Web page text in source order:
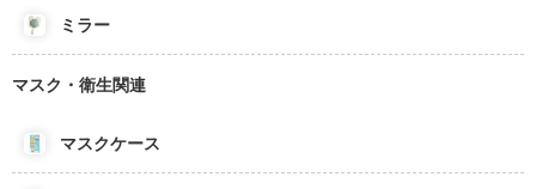
ミラー
マスク・衛生関連
マスクケース